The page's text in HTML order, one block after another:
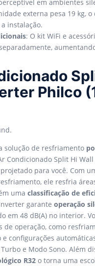
em ambientes
externa pesa 19 kg, o
instalação.
: O kit WiFi e
Philco
solução de resfriamento
Condicionado Split Hi
projetado para você. Com
ele resfria
uma classificação de
garante operação
em 48 dB(A) no interior.
de operação, como
configurações
e Modo Sono. Além
R32 o torna uma